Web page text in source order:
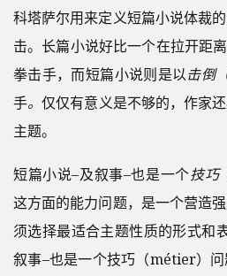
科塔萨尔用来定义短篇小说体裁
击。长篇小说好比一个在拉开距
拳击手，而短篇小说则是以击倒
手。仅仅有意义是不够的，作家
主题。
短篇小说–及叙事–也是一个技巧
这方面的能力问题，是一个营造
须选择最适合主题性质的形式和
叙事–也是一个技巧（métier）